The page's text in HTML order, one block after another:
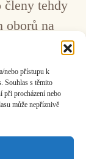
nebo přístupu k
Souhlas s těmito
při procházení nebo
může nepříznivě
členy tehdy
oborů na
labelu